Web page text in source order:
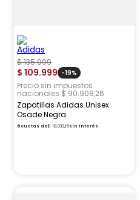
$135.999
$ 109.999 -19%
Precio sin impuestos
nacionales $ 90.908,26
Zapatillas Adidas Unisex
Osade Negra
6 cuotas de$ 18.333,16sin interés